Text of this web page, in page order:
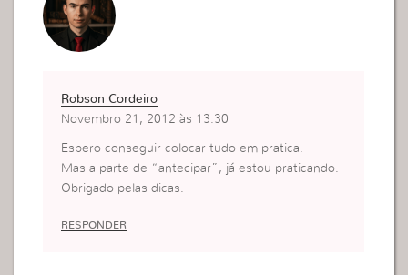
Robson Cordeiro
Novembro 21, 2012 às 13:30
Espero conseguir colocar tudo em pratica.
Mas a parte de “antecipar”, já estou praticando.
Obrigado pelas dicas.
RESPONDER